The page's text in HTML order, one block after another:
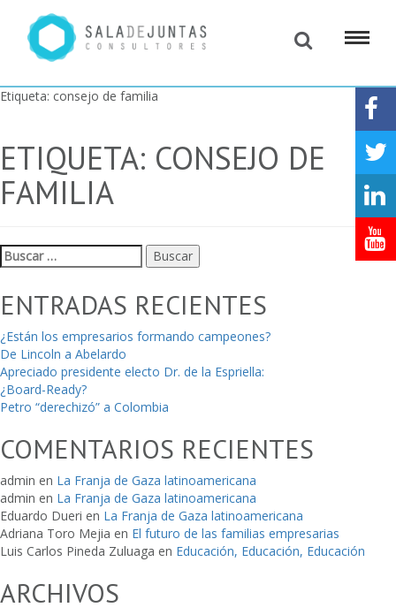
Etiqueta: consejo de familia
ETIQUETA: CONSEJO DE
FAMILIA
Buscar:
ENTRADAS RECIENTES
¿Están los empresarios formando campeones?
De Lincoln a Abelardo
Apreciado presidente electo Dr. de la Espriella:
¿Board-Ready?
Petro “derechizó” a Colombia
COMENTARIOS RECIENTES
admin en La Franja de Gaza latinoamericana
admin en La Franja de Gaza latinoamericana
Eduardo Dueri en La Franja de Gaza latinoamericana
Adriana Toro Mejia en El futuro de las familias empresarias
Luis Carlos Pineda Zuluaga en Educación, Educación, Educación
ARCHIVOS